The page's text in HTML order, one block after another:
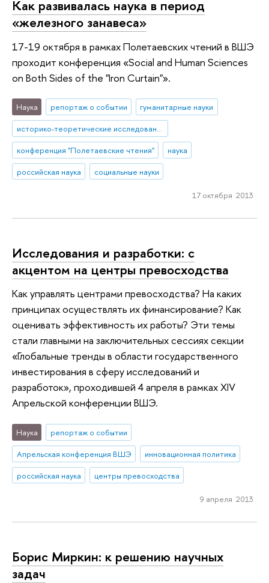
Как развивалась наука в период
«железного занавеса»
17-19 октября в рамках Полетаевских чтений в ВШЭ
проходит конференция «Social and Human Sciences
on Both Sides of the "Iron Curtain"».
Наука репортаж о событии
гуманитарные науки
историко-теоретические исследования
конференция "Полетаевские чтения"
наука
российская наука
социальные науки
17 октября 2013
Исследования и разработки: с
акцентом на центры превосходства
Как управлять центрами превосходства? На каких
принципах осуществлять их финансирование? Как
оценивать эффективность их работы? Эти темы
стали главными на заключительных сессиях секции
«Глобальные тренды в области государственного
инвестирования в сферу исследований и
разработок», проходившей 4 апреля в рамках XIV
Апрельской конференции ВШЭ.
Наука
репортаж о событии
Апрельская конференция ВШЭ
инновационная политика
российская наука
центры превосходства
9 апреля 2013
Борис Миркин: к решению научных
задач